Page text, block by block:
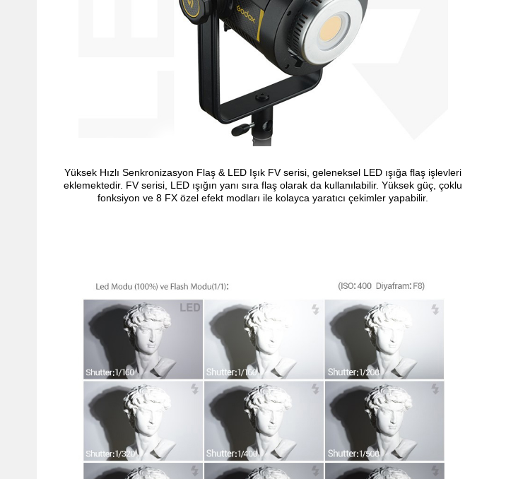
Yüksek Hızlı Senkronizasyon Flaş & LED Işık FV serisi, geleneksel LED ışığa flaş işlevleri
eklemektedir. FV serisi, LED ışığın yanı sıra flaş olarak da kullanılabilir. Yüksek güç, çoklu
fonksiyon ve 8 FX özel efekt modları ile kolayca yaratıcı çekimler yapabilir.